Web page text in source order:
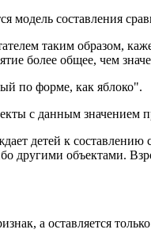
модель составления
таким образом,
более общее, чем
по форме, как яблоко".
с данным значением
детей к
другими объектами.
а оставляется